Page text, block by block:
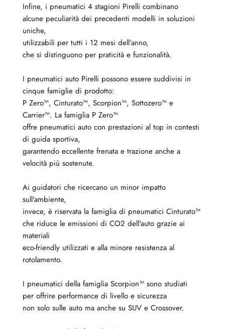
Infine, i pneumatici 4 stagioni Pirelli combinano
alcune peculiarità dei precedenti modelli in soluzioni
uniche,
utilizzabili per tutti i 12 mesi dell’anno,
che si distinguono per praticità e funzionalità.
I pneumatici auto Pirelli possono essere suddivisi in
cinque famiglie di prodotto:
P Zero™, Cinturato™, Scorpion™, Sottozero™ e
Carrier™. La famiglia P Zero™
offre pneumatici auto con prestazioni al top in contesti
di guida sportiva,
garantendo eccellente frenata e trazione anche a
velocità più sostenute.
Ai guidatori che ricercano un minor impatto
sull'ambiente,
invece, è riservata la famiglia di pneumatici Cinturato™
che riduce le emissioni di CO2 dell'auto grazie ai
materiali
eco-friendly utilizzati e alla minore resistenza al
rotolamento.
I pneumatici della famiglia Scorpion™ sono studiati
per offrire performance di livello e sicurezza
non solo sulle auto ma anche su SUV e Crossover.